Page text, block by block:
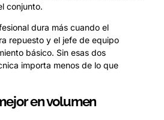
conjunto.
dura más cuando el
repuesto y el jefe de equipo
básico. Sin esas dos
importa menos de lo que
en volumen